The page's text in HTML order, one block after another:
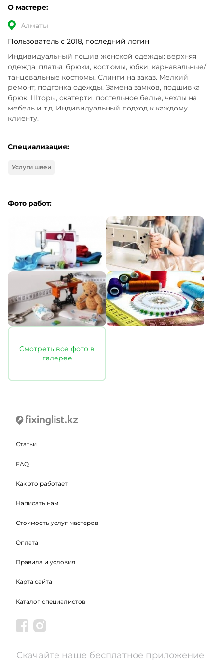
О мастере:
Алматы
Пользователь с 2018, последний логин
Индивидуальный пошив женской одежды: верхняя
одежда, платья, брюки, костюмы, юбки, карнавальные/
танцевальные костюмы. Слинги на заказ. Мелкий
ремонт, подгонка одежды. Замена замков, подшивка
брюк. Шторы, скатерти, постельное белье, чехлы на
мебель и т.д. Индивидуальный подход к каждому
клиенту.
Специализация:
Услуги швеи
Фото работ:
Смотреть все фото в
галерее
Статьи
FAQ
Как это работает
Написать нам
Стоимость услуг мастеров
Оплата
Правила и условия
Карта сайта
Каталог специалистов
Скачайте наше бесплатное приложение